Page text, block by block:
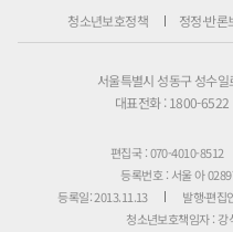
청소년보호정책 정정·반론
서울특별시 성동구 성수
대표전화 : 1800-6522
편집국 : 070-4010-8512
등록번호 : 서울 아
등록일: 2013.11.13
발행·편집
청소년보호책임자 : 강